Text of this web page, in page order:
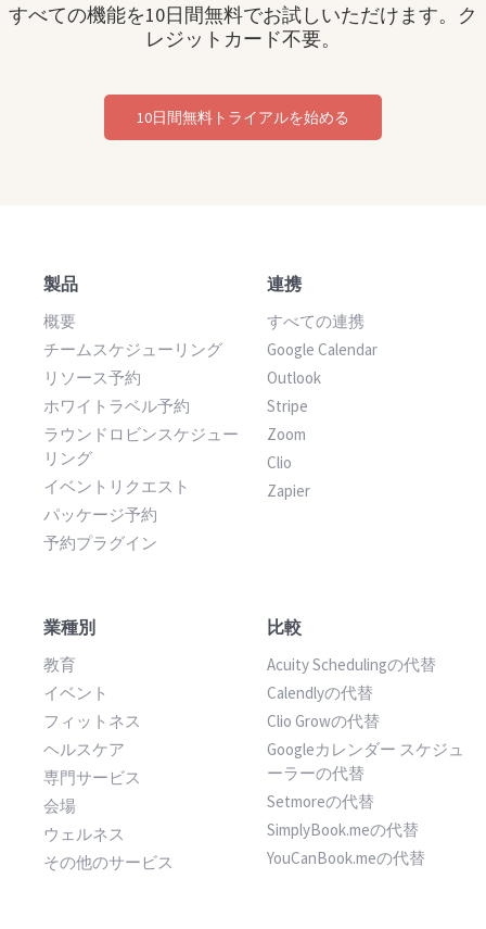
すべての機能を10日間無料でお試しいただけます。ク
レジットカード不要。
10日間無料トライアルを始める
製品
概要
チームスケジューリング
リソース予約
ホワイトラベル予約
ラウンドロビンスケジュー
リング
イベントリクエスト
パッケージ予約
予約プラグイン
連携
すべての連携
Google Calendar
Outlook
Stripe
Zoom
Clio
Zapier
業種別
教育
イベント
フィットネス
ヘルスケア
専門サービス
会場
ウェルネス
その他のサービス
比較
Acuity Schedulingの代替
Calendlyの代替
Clio Growの代替
Googleカレンダー スケジュ
ーラーの代替
Setmoreの代替
SimplyBook.meの代替
YouCanBook.meの代替